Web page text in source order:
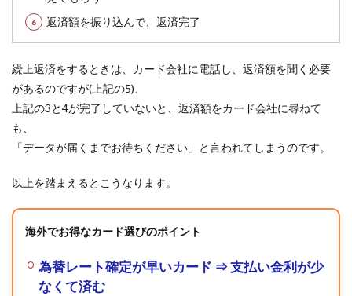
返済額を振り込んで、返済完了
繰上返済をするときは、カード会社に電話し、返済額を聞く必要
があるのですが(上記の5)、
上記の3と4が完了していないと、返済額をカード会社に尋ねて
も、
「データが届くまでお待ちください」と言われてしまうのです。
以上を踏まえるとこうなります。
海外でお得なカード選びのポイント
為替レート確定が早いカード ⇒ 支払い金利が少
なくて済む